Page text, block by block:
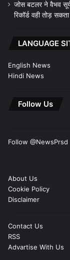
जोस बटलर ने वैभव
रिकॉर्ड वही तोड़
LANGUAGE
English News
Hindi News
Follow Us
Follow @NewsPrsd
About Us
Cookie Policy
Disclaimer
Contact Us
RSS
Advartise With Us